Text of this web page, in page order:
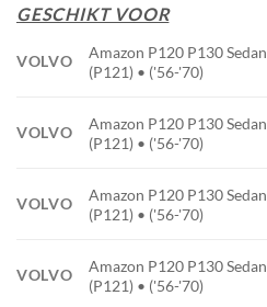
GESCHIKT VOOR
VOLVO
Amazon P120 P130 Sedan
(P121) • ('56-'70)
VOLVO
Amazon P120 P130 Sedan
(P121) • ('56-'70)
VOLVO
Amazon P120 P130 Sedan
(P121) • ('56-'70)
VOLVO
Amazon P120 P130 Sedan
(P121) • ('56-'70)